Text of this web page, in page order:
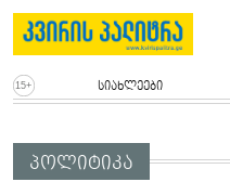
სიახლეები
პოლიტიკა